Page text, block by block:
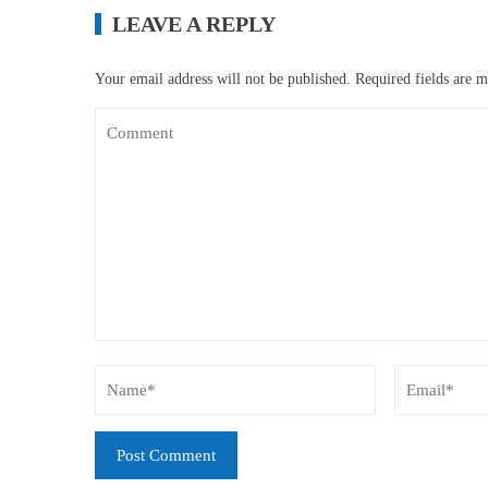
LEAVE A REPLY
Your email address will not be published. Required fields are